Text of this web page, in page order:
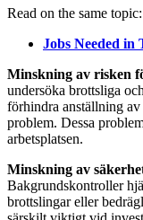
Read on the same topic:
Jobs Needed
Minskning av risken
undersöka brottsliga
förhindra anställning
problem. Dessa
arbetsplatsen.
Minskning av
Bakgrundskontroller
brottslingar eller